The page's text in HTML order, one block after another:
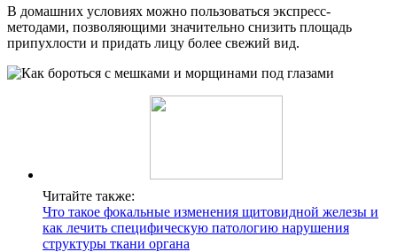
В домашних условиях можно пользоваться экспресс-
методами, позволяющими значительно снизить площадь
припухлости и придать лицу более свежий вид.
Читайте также:
Что такое фокальные изменения щитовидной железы и
как лечить специфическую патологию нарушения
структуры ткани органа